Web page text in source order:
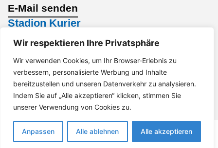
Wir respektieren Ihre Privatsphäre
Wir verwenden Cookies, um Ihr Browser-Erlebnis zu
verbessern, personalisierte Werbung und Inhalte
bereitzustellen und unseren Datenverkehr zu analysieren.
Indem Sie auf „Alle akzeptieren“ klicken, stimmen Sie
unserer Verwendung von Cookies zu.
Anpassen Alle ablehnen Alle akzeptieren
E-Mail senden
Stadion Kurier
Stadion Kurier
Interesse an einem Sponsoring?
Gerne per Mail an marketing@vfb-bretten.de.
Anfrage senden
ImpressumDatenschutzBarrierefreiheit